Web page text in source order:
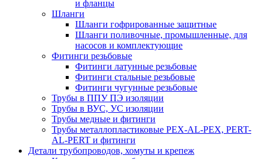
и фланцы
Шланги
Шланги гофрированные защитные
Шланги поливочные, промышленные, для
насосов и комплектующие
Фитинги резьбовые
Фитинги латунные резьбовые
Фитинги стальные резьбовые
Фитинги чугунные резьбовые
Трубы в ППУ ПЭ изоляции
Трубы в ВУС, УС изоляции
Трубы медные и фитинги
Трубы металлопластиковые PEX-AL-PEX, PERT-
AL-PERT и фитинги
Детали трубопроводов, хомуты и крепеж